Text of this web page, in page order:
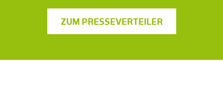
ZUM PRESSEVERTEILER